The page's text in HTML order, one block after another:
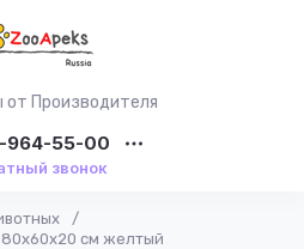
от Производителя
964-55-00
звонок
/
см желтый